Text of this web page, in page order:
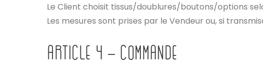
Le Client choisit tissus/doublures/boutons/options
Les mesures sont prises par le Vendeur ou, si
ARTICLE 4 – COMMANDE